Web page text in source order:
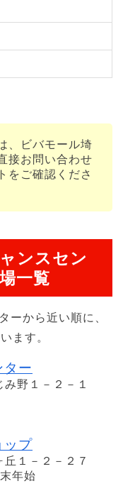
、ビバモール埼
接お問い合わせ
をご確認くださ
ンスセン
一覧
ーから近い順に、
ます。
ター
野１－２－１
ップ
１－２－２７
年始